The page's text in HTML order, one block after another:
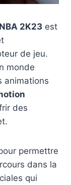
NBA 2K23 est
de jeu.
monde
animations
des
permettre
dans la
qui